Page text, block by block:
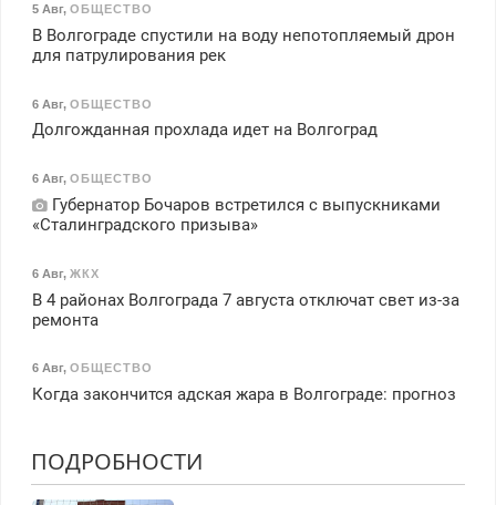
5 Авг, ОБЩЕСТВО
В Волгограде спустили на воду непотопляемый дрон
для патрулирования рек
6 Авг, ОБЩЕСТВО
Долгожданная прохлада идет на Волгоград
6 Авг, ОБЩЕСТВО
Губернатор Бочаров встретился с выпускниками
«Сталинградского призыва»
6 Авг, ЖКХ
В 4 районах Волгограда 7 августа отключат свет из-за
ремонта
6 Авг, ОБЩЕСТВО
Когда закончится адская жара в Волгограде: прогноз
ПОДРОБНОСТИ